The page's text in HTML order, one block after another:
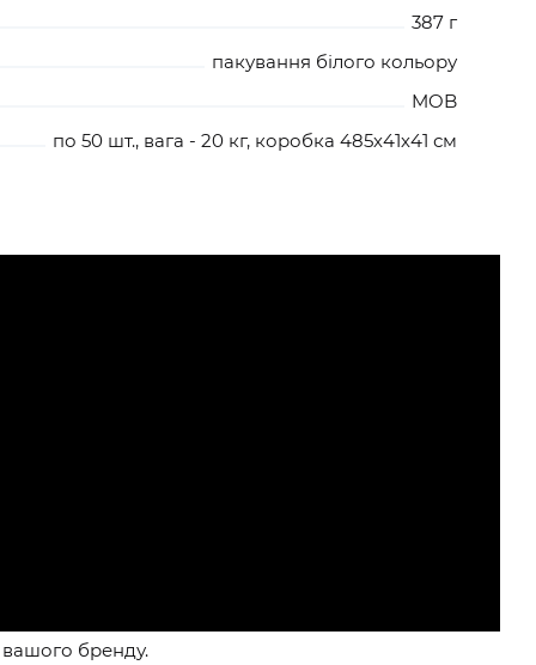
387 г
пакування білого кольору
MOB
по 50 шт., вага - 20 кг, коробка 485х41х41 см
бренду.